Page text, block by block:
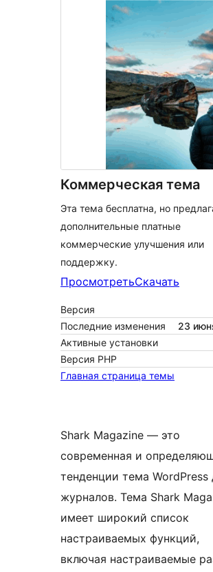
Коммерческая тема
Эта тема бесплатна, но
дополнительные платные
коммерческие улучшения или
поддержку.
ПросмотретьСкачать
Версия
Последние изменения
23
Активные установки
Версия PHP
Главная страница темы
Shark Magazine — это
современная и
тенденции тема WordPress
журналов. Тема Shark
имеет широкий список
настраиваемых функций,
включая настраиваемые